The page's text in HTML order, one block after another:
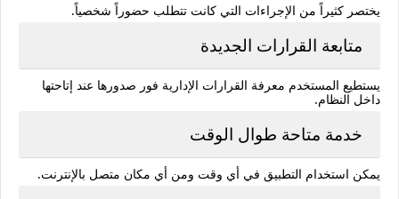
يختصر كثيراً من الإجراءات التي كانت تتطلب حضوراً شخصياً.
متابعة القرارات الجديدة
يستطيع المستخدم معرفة القرارات الإدارية فور صدورها عند إتاحتها
داخل النظام.
خدمة متاحة طوال الوقت
يمكن استخدام التطبيق في أي وقت ومن أي مكان متصل بالإنترنت.